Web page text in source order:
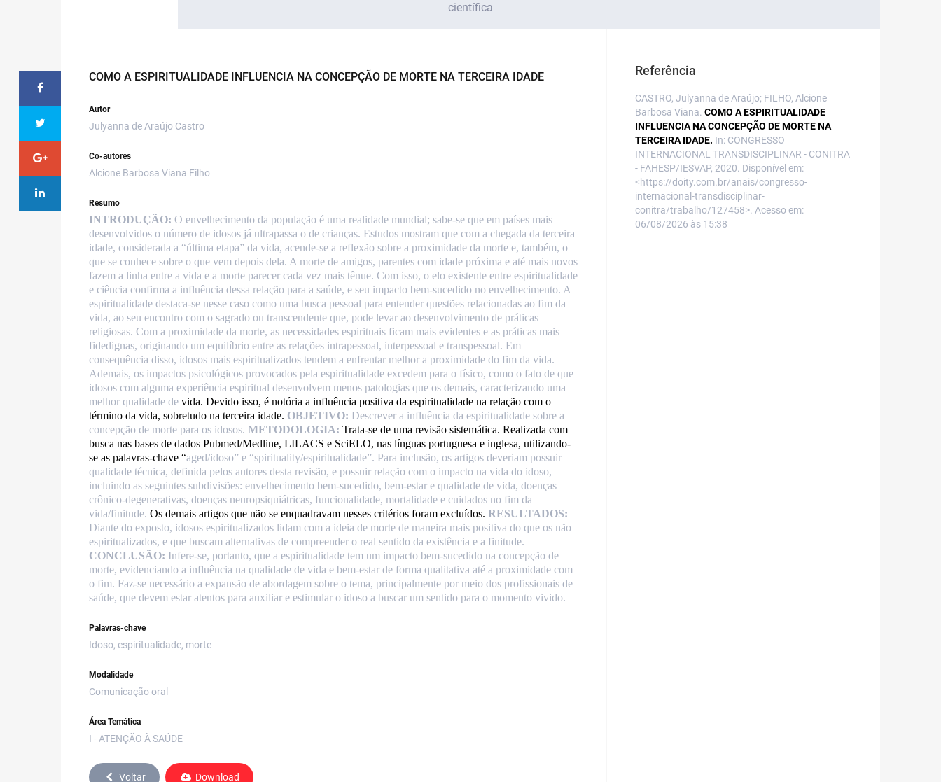
científica
COMO A ESPIRITUALIDADE INFLUENCIA NA CONCEPÇÃO DE MORTE NA TERCEIRA IDADE
Autor
Julyanna de Araújo Castro
Co-autores
Alcione Barbosa Viana Filho
Resumo
INTRODUÇÃO: O envelhecimento da população é uma realidade mundial; sabe-se que em países mais
desenvolvidos o número de idosos já ultrapassa o de crianças. Estudos mostram que com a chegada da terceira
idade, considerada a “última etapa” da vida, acende-se a reflexão sobre a proximidade da morte e, também, o
que se conhece sobre o que vem depois dela. A morte de amigos, parentes com idade próxima e até mais novos
fazem a linha entre a vida e a morte parecer cada vez mais tênue. Com isso, o elo existente entre espiritualidade
e ciência confirma a influência dessa relação para a saúde, e seu impacto bem-sucedido no envelhecimento. A
espiritualidade destaca-se nesse caso como uma busca pessoal para entender questões relacionadas ao fim da
vida, ao seu encontro com o sagrado ou transcendente que, pode levar ao desenvolvimento de práticas
religiosas. Com a proximidade da morte, as necessidades espirituais ficam mais evidentes e as práticas mais
fidedignas, originando um equilíbrio entre as relações intrapessoal, interpessoal e transpessoal. Em
consequência disso, idosos mais espiritualizados tendem a enfrentar melhor a proximidade do fim da vida.
Ademais, os impactos psicológicos provocados pela espiritualidade excedem para o físico, como o fato de que
idosos com alguma experiência espiritual desenvolvem menos patologias que os demais, caracterizando uma
melhor qualidade de vida. Devido isso, é notória a influência positiva da espiritualidade na relação com o
término da vida, sobretudo na terceira idade. OBJETIVO: Descrever a influência da espiritualidade sobre a
concepção de morte para os idosos. METODOLOGIA: Trata-se de uma revisão sistemática. Realizada com
busca nas bases de dados Pubmed/Medline, LILACS e SciELO, nas línguas portuguesa e inglesa, utilizando-
se as palavras-chave “aged/idoso” e “spirituality/espiritualidade”. Para inclusão, os artigos deveriam possuir
qualidade técnica, definida pelos autores desta revisão, e possuir relação com o impacto na vida do idoso,
incluindo as seguintes subdivisões: envelhecimento bem-sucedido, bem-estar e qualidade de vida, doenças
crônico-degenerativas, doenças neuropsiquiátricas, funcionalidade, mortalidade e cuidados no fim da
vida/finitude. Os demais artigos que não se enquadravam nesses critérios foram excluídos. RESULTADOS:
Diante do exposto, idosos espiritualizados lidam com a ideia de morte de maneira mais positiva do que os não
espiritualizados, e que buscam alternativas de compreender o real sentido da existência e a finitude.
CONCLUSÃO: Infere-se, portanto, que a espiritualidade tem um impacto bem-sucedido na concepção de
morte, evidenciando a influência na qualidade de vida e bem-estar de forma qualitativa até a proximidade com
o fim. Faz-se necessário a expansão de abordagem sobre o tema, principalmente por meio dos profissionais de
saúde, que devem estar atentos para auxiliar e estimular o idoso a buscar um sentido para o momento vivido.
Palavras-chave
Idoso, espiritualidade, morte
Modalidade
Comunicação oral
Área Temática
I - ATENÇÃO À SAÚDE
Voltar Download
Referência
CASTRO, Julyanna de Araújo; FILHO, Alcione
Barbosa Viana. COMO A ESPIRITUALIDADE
INFLUENCIA NA CONCEPÇÃO DE MORTE NA
TERCEIRA IDADE. In: CONGRESSO
INTERNACIONAL TRANSDISCIPLINAR - CONITRA
- FAHESP/IESVAP, 2020. Disponível em:
<https://doity.com.br/anais/congresso-
internacional-transdisciplinar-
conitra/trabalho/127458>. Acesso em:
06/08/2026 às 15:38